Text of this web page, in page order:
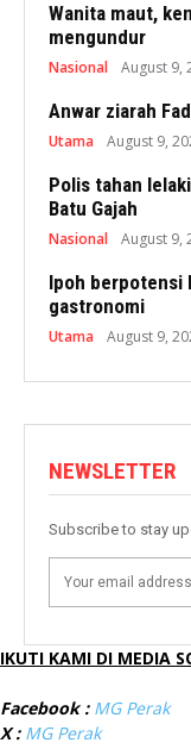
Wanita maut,
mengundur
Nasional August 9,
Anwar ziarah
Utama August 9,
Polis tahan
Batu Gajah
Nasional August 9,
Ipoh berpotensi
gastronomi
Utama August 9,
NEWSLETTER
Subscribe to stay
IKUTI KAMI DI MEDIA
Facebook : MG Perak
X : MG Perak